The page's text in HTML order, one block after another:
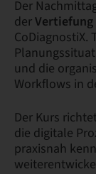
Der
derVertiefung
und die
Workflows in
Der Kurs
die digitale
praxisnah